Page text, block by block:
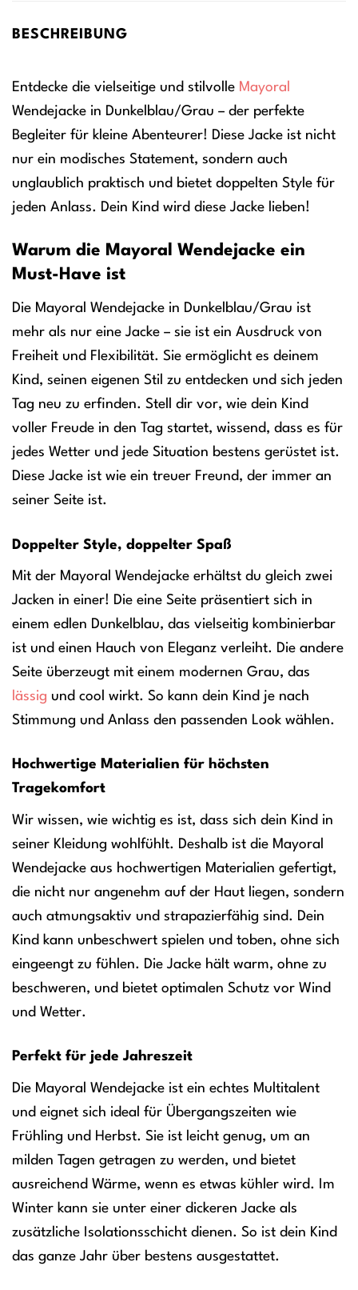
BESCHREIBUNG
Entdecke die vielseitige und stilvolle Mayoral
Wendejacke in Dunkelblau/Grau – der perfekte
Begleiter für kleine Abenteurer! Diese Jacke ist nicht
nur ein modisches Statement, sondern auch
unglaublich praktisch und bietet doppelten Style für
jeden Anlass. Dein Kind wird diese Jacke lieben!
Warum die Mayoral Wendejacke ein
Must-Have ist
Die Mayoral Wendejacke in Dunkelblau/Grau ist
mehr als nur eine Jacke – sie ist ein Ausdruck von
Freiheit und Flexibilität. Sie ermöglicht es deinem
Kind, seinen eigenen Stil zu entdecken und sich jeden
Tag neu zu erfinden. Stell dir vor, wie dein Kind
voller Freude in den Tag startet, wissend, dass es für
jedes Wetter und jede Situation bestens gerüstet ist.
Diese Jacke ist wie ein treuer Freund, der immer an
seiner Seite ist.
Doppelter Style, doppelter Spaß
Mit der Mayoral Wendejacke erhältst du gleich zwei
Jacken in einer! Die eine Seite präsentiert sich in
einem edlen Dunkelblau, das vielseitig kombinierbar
ist und einen Hauch von Eleganz verleiht. Die andere
Seite überzeugt mit einem modernen Grau, das
lässig und cool wirkt. So kann dein Kind je nach
Stimmung und Anlass den passenden Look wählen.
Hochwertige Materialien für höchsten
Tragekomfort
Wir wissen, wie wichtig es ist, dass sich dein Kind in
seiner Kleidung wohlfühlt. Deshalb ist die Mayoral
Wendejacke aus hochwertigen Materialien gefertigt,
die nicht nur angenehm auf der Haut liegen, sondern
auch atmungsaktiv und strapazierfähig sind. Dein
Kind kann unbeschwert spielen und toben, ohne sich
eingeengt zu fühlen. Die Jacke hält warm, ohne zu
beschweren, und bietet optimalen Schutz vor Wind
und Wetter.
Perfekt für jede Jahreszeit
Die Mayoral Wendejacke ist ein echtes Multitalent
und eignet sich ideal für Übergangszeiten wie
Frühling und Herbst. Sie ist leicht genug, um an
milden Tagen getragen zu werden, und bietet
ausreichend Wärme, wenn es etwas kühler wird. Im
Winter kann sie unter einer dickeren Jacke als
zusätzliche Isolationsschicht dienen. So ist dein Kind
das ganze Jahr über bestens ausgestattet.